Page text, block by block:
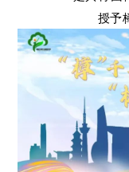
授予